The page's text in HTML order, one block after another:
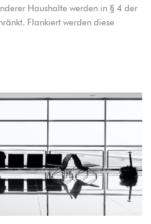
Haushalte werden in § 4 der
Flankiert werden diese